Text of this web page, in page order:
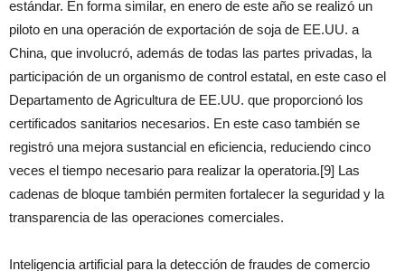
estándar. En forma similar, en enero de este año se realizó un
piloto en una operación de exportación de soja de EE.UU. a
China, que involucró, además de todas las partes privadas, la
participación de un organismo de control estatal, en este caso el
Departamento de Agricultura de EE.UU. que proporcionó los
certificados sanitarios necesarios. En este caso también se
registró una mejora sustancial en eficiencia, reduciendo cinco
veces el tiempo necesario para realizar la operatoria.[9] Las
cadenas de bloque también permiten fortalecer la seguridad y la
transparencia de las operaciones comerciales.
Inteligencia artificial para la detección de fraudes de comercio